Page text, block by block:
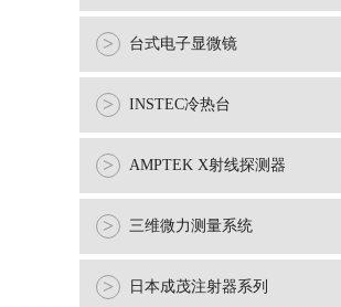
> 台式电子显微镜
> INSTEC冷热台
> AMPTEK X射线探测器
> 三维微力测量系统
> 日本成茂注射器系列